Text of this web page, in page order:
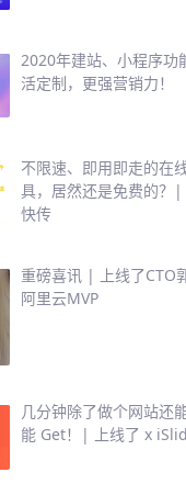
2020年建站、小程序功
活定制，更强营销力！
不限速、即用即走的在
具，居然还是免费的？
快传
重磅喜讯 | 上线了CTO
阿里云MVP
几分钟除了做个网站还
能 Get！| 上线了 x